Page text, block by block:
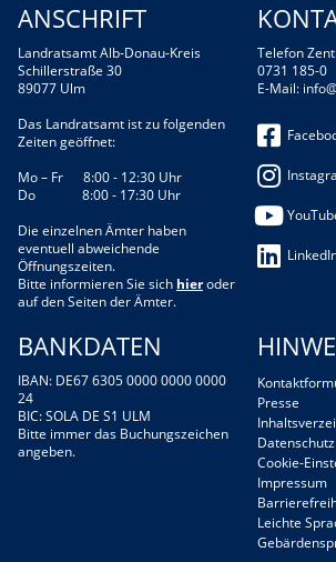
ANSCHRIFT
Landratsamt Alb-Donau-Kreis
Schillerstraße 30
89077 Ulm
Das Landratsamt ist zu folgenden
Zeiten geöffnet:
Mo – Fr 8:00 - 12:30 Uhr
Do 8:00 - 17:30 Uhr
Die einzelnen Ämter haben
eventuell abweichende
Öffnungszeiten.
Bitte informieren Sie sich hieroder
auf den Seiten der Ämter.
Telefon
0731 185-0
E-Mail:
BANKDATEN
IBAN: DE67 6305 0000 0000 0000
24
BIC: SOLA DE S1 ULM
Bitte immer das Buchungszeichen
angeben.
Presse
Datenschutz
Cookie-
Impressum
Leichte